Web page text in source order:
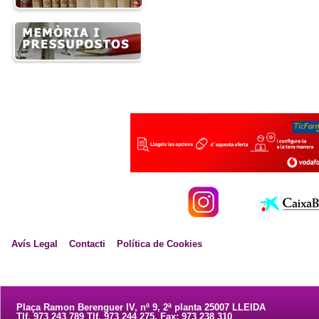
Avís Legal Contacti Política de Cookies
Plaça Ramon Berenguer IV, nº 9, 2ª planta 25007 LLEIDA
Tlf. 973 243 789 Tlf. 973 244 275. Fax: 973 238 310